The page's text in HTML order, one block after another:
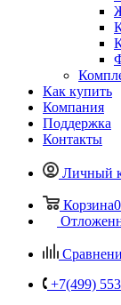
Как купить
Компания
Поддержка
Контакты
Личный
Корзина0
+7(499)